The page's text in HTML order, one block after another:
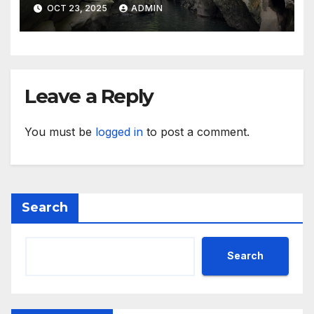
малките и средните
предприятия
OCT 23, 2025 ADMIN
Leave a Reply
You must be logged in to post a comment.
Search
Search